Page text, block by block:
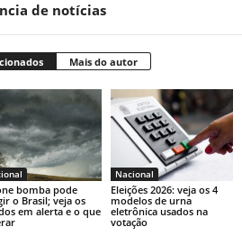
de notícias
Mais do autor
bomba pode
o Brasil; veja os
em alerta e o que
Nacional
Eleições 2026: veja os 4
modelos de urna
eletrônica usados na
votação